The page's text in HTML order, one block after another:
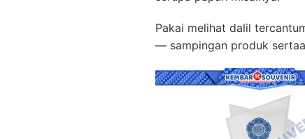
Pakai melihat dalil
— sampingan produk